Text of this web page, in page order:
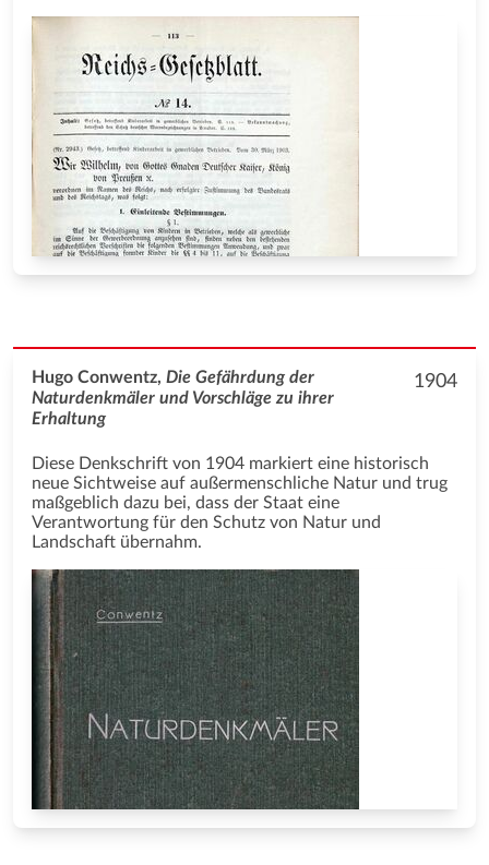
1904
Hugo Conwentz, Die Gefährdung der
Naturdenkmäler und Vorschläge zu ihrer
Erhaltung
Diese Denkschrift von 1904 markiert eine historisch
neue Sichtweise auf außermenschliche Natur und trug
maßgeblich dazu bei, dass der Staat eine
Verantwortung für den Schutz von Natur und
Landschaft übernahm.